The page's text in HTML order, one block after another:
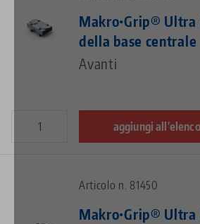
Makro•Grip® Ultra
della base centrale
Avanti
aggiungi
Articolo n. 81450
Makro•Grip® Ultra